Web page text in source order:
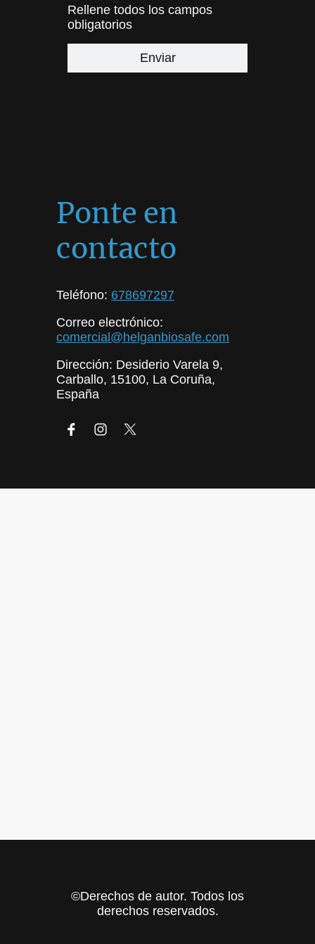
Rellene todos los campos
obligatorios
Enviar
Ponte en
contacto
Teléfono: 678697297
Correo electrónico:
comercial@helganbiosafe.com
Dirección: Desiderio Varela 9,
Carballo, 15100, La Coruña,
España
©Derechos de autor. Todos los
derechos reservados.